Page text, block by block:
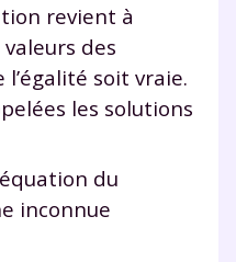
revient à
des
soit vraie.
les solutions
du
inconnue